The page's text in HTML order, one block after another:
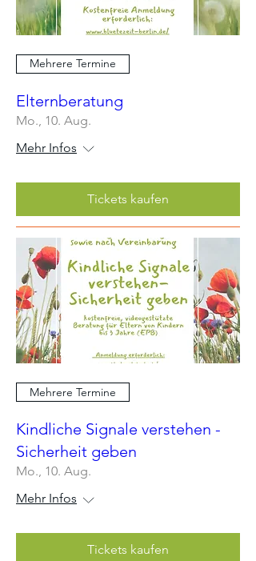
Mehrere Termine
Elternberatung
Mo., 10. Aug.
Mehr Infos
Tickets kaufen
Mehrere Termine
Kindliche Signale verstehen -
Sicherheit geben
Mo., 10. Aug.
Mehr Infos
Tickets kaufen